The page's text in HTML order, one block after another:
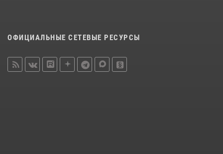
ОФИЦИАЛЬНЫЕ СЕТЕВЫЕ РЕСУРСЫ